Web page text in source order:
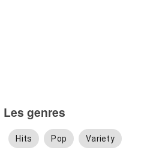
Les genres
Hits Pop Variety